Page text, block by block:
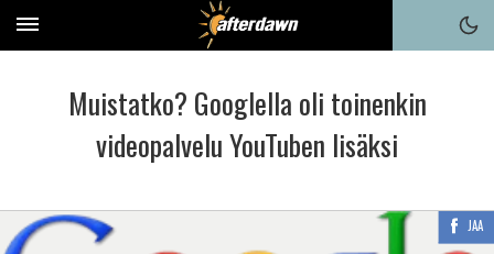
Muistatko? Googlella oli toinenkin
videopalvelu YouTuben lisäksi
JAA